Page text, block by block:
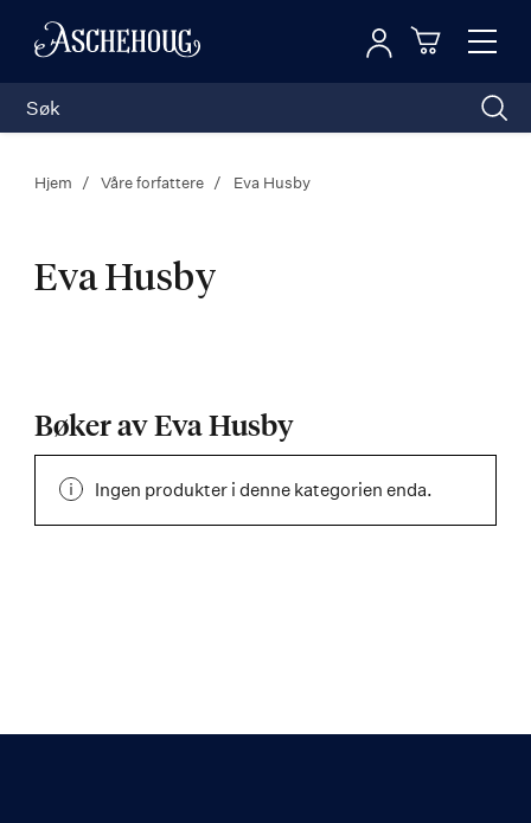
Toggle
Logg inn
Hjem Våre forfattere Eva Husby
Eva Husby
Bøker av Eva Husby
Ingen produkter i denne kategorien enda.